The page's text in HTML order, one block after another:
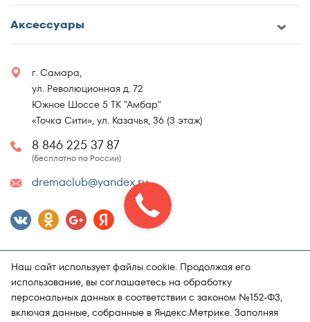
Аксессуары
г. Самара,
ул. Революционная д. 72
Южное Шоссе 5 ТК "Амбар"
«Точка Сити», ул. Казачья, 36 (3 этаж)
8 846 225 37 87
(бесплатно по России)
dremaclub@yandex.ru
Карта сайта Политика конфиденциальности
Наш сайт использует файлы cookie. Продолжая его
использование, вы соглашаетесь на обработку
персональных данных в соответствии с законом №152-ФЗ,
включая данные, собранные в Яндекс.Метрике. Заполняя